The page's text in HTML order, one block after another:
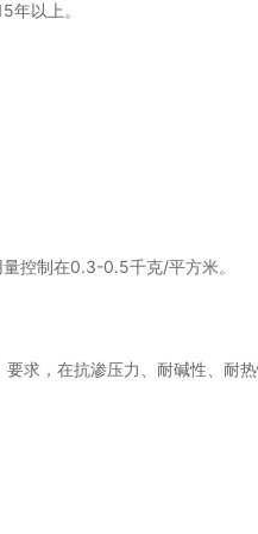
年以上。
控制在0.3-0.5千克/平方米。
求，在抗渗压力、耐碱性、耐